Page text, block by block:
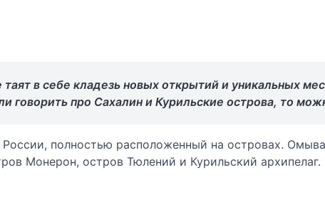
в себе кладезь новых открытий и уникальных
говорить про Сахалин и Курильские острова, то
полностью расположенный на островах.
Монерон, остров Тюлений и Курильский архипелаг.